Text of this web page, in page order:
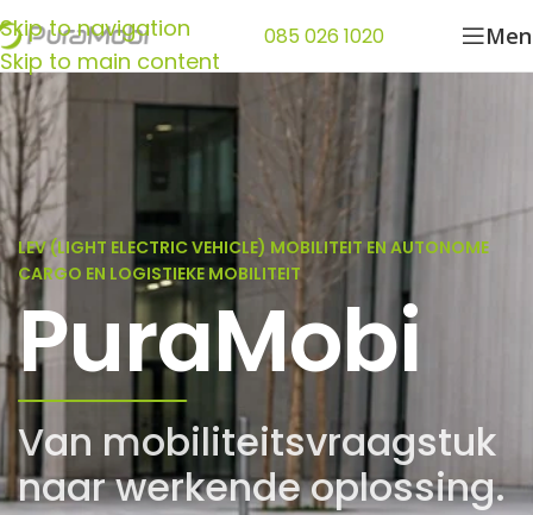
Skip to navigation
Skip to main content
085 026 1020
LEV (LIGHT ELECTRIC VEHICLE) MOBILITEIT EN AUTONOME
CARGO EN LOGISTIEKE MOBILITEIT
PuraMobi
Van mobiliteitsvraagstuk
naar werkende oplossing.